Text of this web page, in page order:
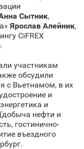
Сытник,
Ярослав Алейник,
CiFREX
участникам
обсудили
с Вьетнамом, в их
и
и
нефти и
гостинично-
въездного